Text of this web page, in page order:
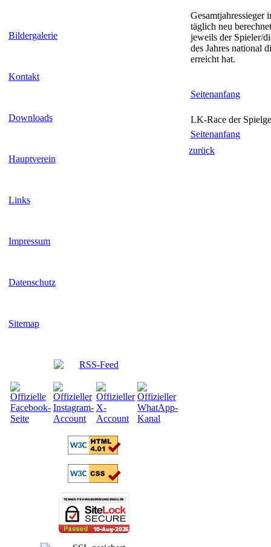
Bildergalerie
Kontakt
Downloads
Hauptverein
Links
Impressum
Datenschutz
Sitemap
Gesamtjahressieger
täglich neu
jeweils der Spieler/
des Jahres national
erreicht hat.
Seitenanfang
LK-Race der
Seitenanfang
zurück